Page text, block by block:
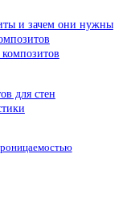
и зачем они нужны
для стен